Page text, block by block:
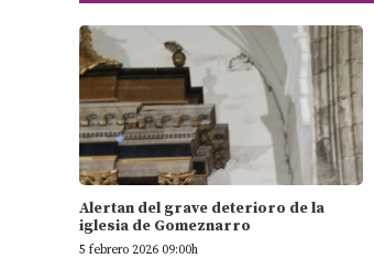
Alertan del grave deterioro de la
iglesia de Gomeznarro
5 febrero 2026 09:00h